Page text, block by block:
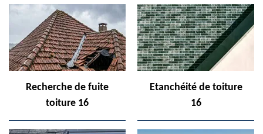
Recherche de fuite
toiture 16
Etanchéité de toiture
16